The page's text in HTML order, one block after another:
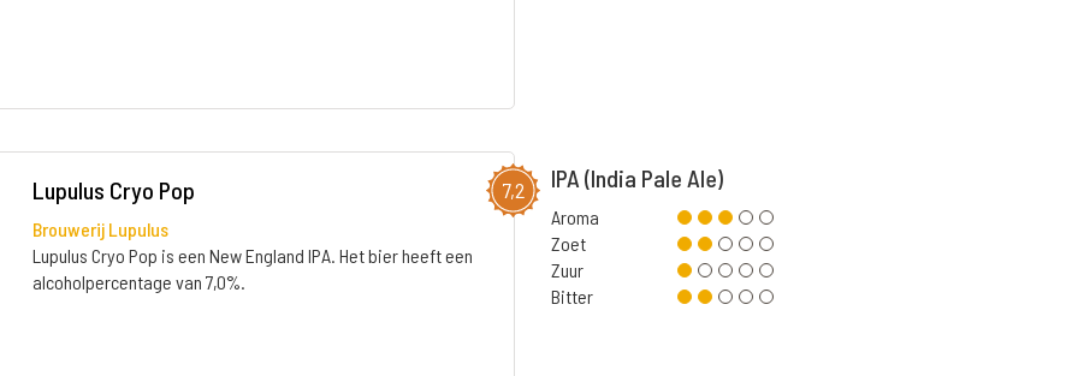
7,2
Lupulus Cryo Pop
Brouwerij Lupulus
Lupulus Cryo Pop is een New England IPA. Het bier heeft een
alcoholpercentage van 7,0%.
IPA (India Pale Ale)
Aroma
Zoet
Zuur
Bitter